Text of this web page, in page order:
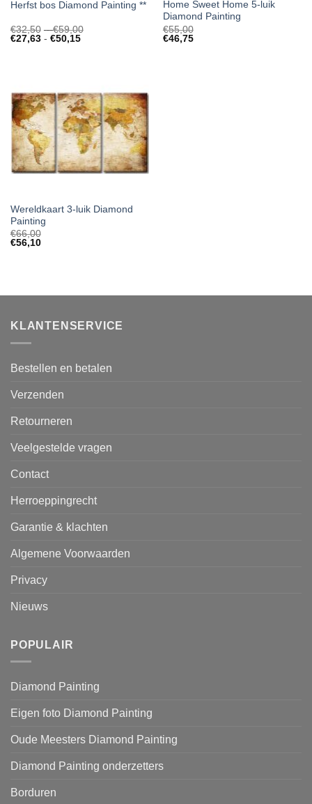
Herfst bos Diamond Painting **
€32,50 - €59,00
€27,63 - €50,15Prijsklasse:
Home Sweet Home 5-luik
Diamond Painting
€55,00
€46,75
Wereldkaart 3-luik Diamond
Painting
€66,00
€56,10
KLANTENSERVICE
Bestellen en betalen
Verzenden
Retourneren
Veelgestelde vragen
Contact
Herroeppingrecht
Garantie & klachten
Algemene Voorwaarden
Privacy
Nieuws
POPULAIR
Diamond Painting
Eigen foto Diamond Painting
Oude Meesters Diamond Painting
Diamond Painting onderzetters
Borduren